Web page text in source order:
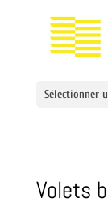
Sélectionner
Volets